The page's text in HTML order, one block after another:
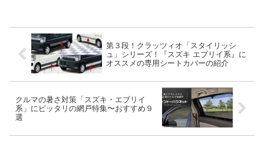
第３段！クラッツィオ「スタイリッシ
ュ」シリーズ！『スズキ エブリイ系』に
オススメの専用シートカバーの紹介
クルマの暑さ対策「スズキ・エブリイ
系」にピッタリの網戸特集〜おすすめ９
選